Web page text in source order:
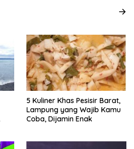
5 Kuliner Khas Pesisir Barat,
Lampung yang Wajib Kamu
Coba, Dijamin Enak